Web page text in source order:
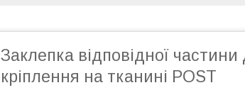
Заклепка відповідної частини
кріплення на тканині POST